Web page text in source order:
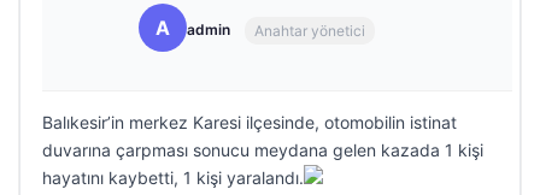
A admin Anahtar yönetici
Balıkesir’in merkez Karesi ilçesinde, otomobilin istinat
duvarına çarpması sonucu meydana gelen kazada 1 kişi
hayatını kaybetti, 1 kişi yaralandı.